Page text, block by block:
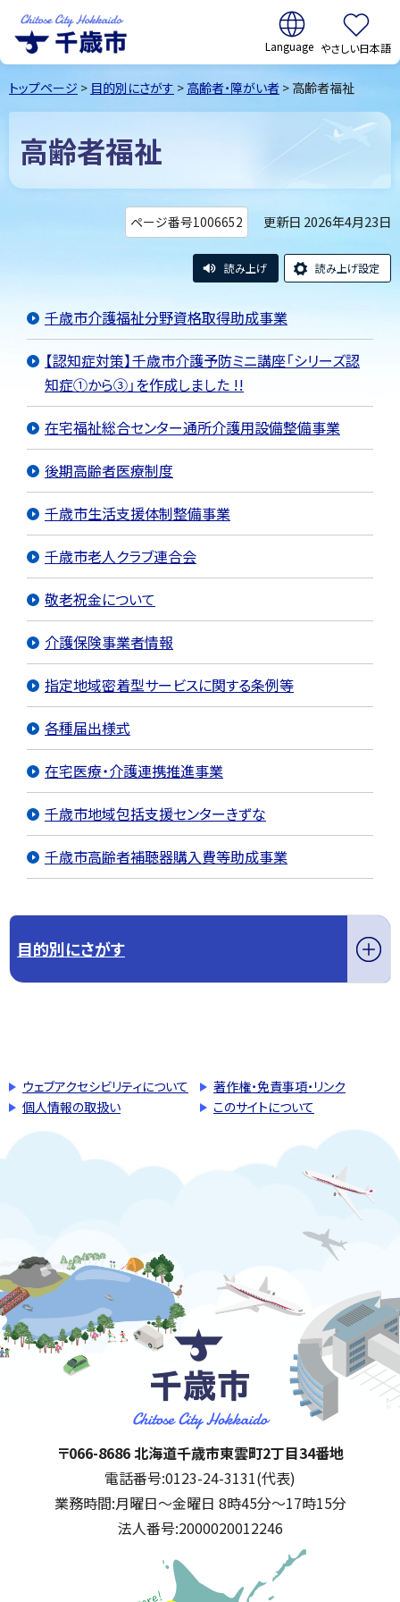
千歳市Chitose
City Hokkaido
翻訳:
やさしい日本語
トップページ > 目的別にさがす > 高齢者・障がい者 > 高齢者福祉
高齢者福祉
ページ番号1006652 更新日 2026年4月23日
読み上げ 読み上げ設定
千歳市介護福祉分野資格取得助成事業
【認知症対策】千歳市介護予防ミニ講座「シリーズ認
知症①から③」を作成しました !!
在宅福祉総合センター通所介護用設備整備事業
後期高齢者医療制度
千歳市生活支援体制整備事業
千歳市老人クラブ連合会
敬老祝金について
介護保険事業者情報
指定地域密着型サービスに関する条例等
各種届出様式
在宅医療・介護連携推進事業
千歳市地域包括支援センターきずな
千歳市高齢者補聴器購入費等助成事業
目的別にさがす
ウェブアクセシビリティについて
著作権・免責事項・リンク
個人情報の取扱い
このサイトについて
千歳市
住所:
〒066-8686 北海道千歳市東雲町2丁目34番地
電話番号:0123-24-3131(代表)
業務時間:月曜日～金曜日 8時45分～17時15分
法人番号:2000020012246